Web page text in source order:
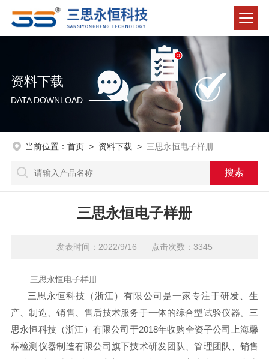
资料下载
DATA DOWNLOAD
当前位置： 首页> 资料下载 > 三思永恒电子样册
三思永恒电子样册
发表时间：2022/9/16 点击次数：3345
三思永恒电子样册
三思永恒科技（浙江）有限公司是一家专注于研发、生
产、制造、销售、售后技术服务于一体的综合型试验仪器。三
思永恒科技（浙江）有限公司于2018年收购全资子公司上海馨
标检测仪器制造有限公司旗下技术研发团队、管理团队、销售